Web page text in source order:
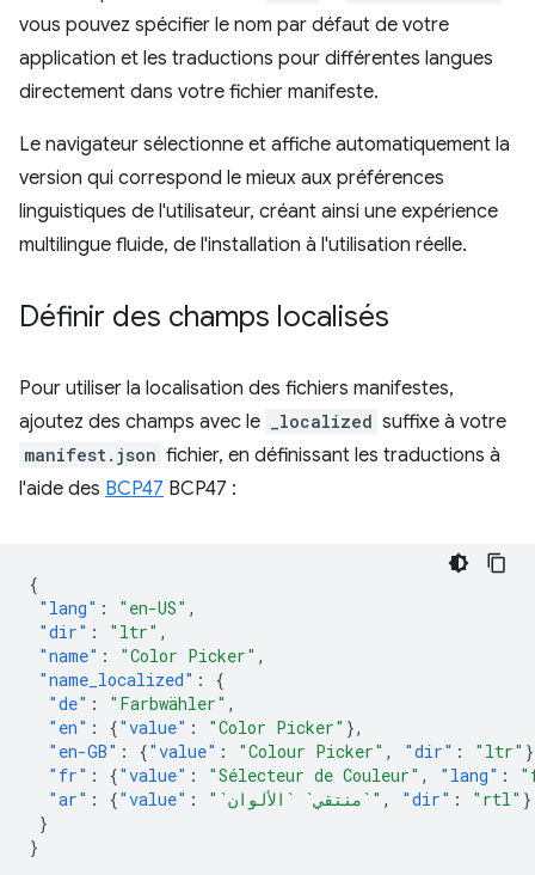
vous pouvez spécifier le nom par défaut de votre
application et les traductions pour différentes langues
directement dans votre fichier manifeste.
Le navigateur sélectionne et affiche automatiquement la
version qui correspond le mieux aux préférences
linguistiques de l'utilisateur, créant ainsi une expérience
multilingue fluide, de l'installation à l'utilisation réelle.
Définir des champs localisés
Pour utiliser la localisation des fichiers manifestes,
ajoutez des champs avec le
_localized suffixe à votre
manifest.json fichier, en définissant les traductions à
l'aide des BCP47 BCP47 :
{
"lang" : "en-US" ,
"dir" : "ltr" ,
"name" : "Color Picker" ,
"name_localized" :
{
"de" : "Farbwähler" ,
"en" : {"value" : "Color Picker" },
"en-GB" : {"value" : "Colour Picker" , "dir" : "ltr"
"fr" : {"value" : "Sélecteur de Couleur" , "lang" :
"ar" : {"value" : "`منتقي` `الألوان`" , "dir" : "rtl" }
}
}